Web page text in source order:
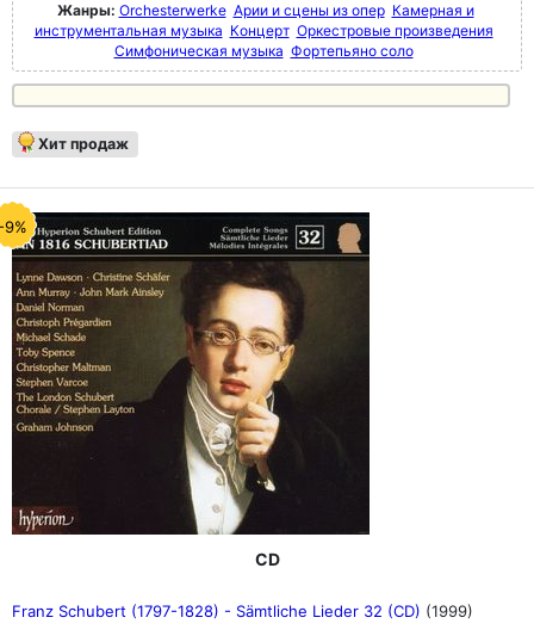
Жанры: Orchesterwerke Арии и сцены из опер Камерная и
инструментальная музыка Концерт Оркестровые произведения
Симфоническая музыка Фортепьяно соло
Хит продаж
9%
CD
Franz Schubert (1797-1828) - Sämtliche Lieder 32 (CD) (1999)